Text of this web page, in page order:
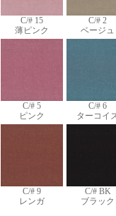
C/# 15
薄ピンク
C/# 2
ベージュ
C/# 5
ピンク
C/# 6
ターコイ
C/# 9
レンガ
C/# BK
ブラック